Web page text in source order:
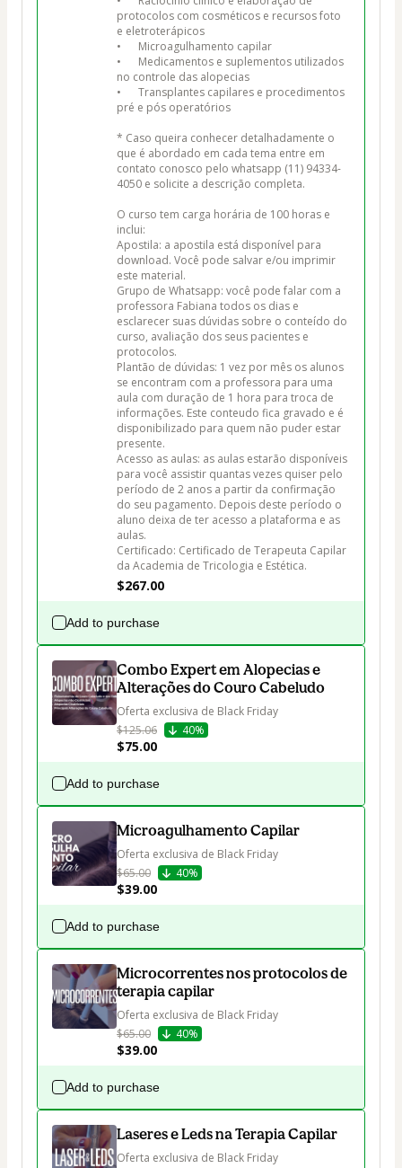
protocolos com cosméticos e recursos foto
e eletroterápicos
•	Microagulhamento capilar
•	Medicamentos e suplementos utilizados
no controle das alopecias
•	Transplantes capilares e procedimentos
pré e pós operatórios
* Caso queira conhecer detalhadamente o
que é abordado em cada tema entre em
contato conosco pelo whatsapp (11) 94334-
4050 e solicite a descrição completa.
O curso tem carga horária de 100 horas e
inclui:
Apostila: a apostila está disponível para
download. Você pode salvar e/ou imprimir
este material.
Grupo de Whatsapp: você pode falar com a
professora Fabiana todos os dias e
esclarecer suas dúvidas sobre o conteído do
curso, avaliação dos seus pacientes e
protocolos.
Plantão de dúvidas: 1 vez por mês os alunos
se encontram com a professora para uma
aula com duração de 1 hora para troca de
informações. Este conteudo fica gravado e é
disponibilizado para quem não puder estar
presente.
Acesso as aulas: as aulas estarão disponíveis
para você assistir quantas vezes quiser pelo
período de 2 anos a partir da confirmação
do seu pagamento. Depois deste período o
aluno deixa de ter acesso a plataforma e as
aulas.
Certificado: Certificado de Terapeuta Capilar
$267.00
Add to purchase
Combo Expert em Alopecias e
Alterações do Couro Cabeludo
Oferta exclusiva de Black Friday
$125.06
40%
$75.00
Add to purchase
Microagulhamento Capilar
Oferta exclusiva de Black Friday
$65.00
40%
$39.00
Add to purchase
Microcorrentes nos protocolos de
terapia capilar
Oferta exclusiva de Black Friday
$65.00
40%
$39.00
Add to purchase
Laseres e Leds na Terapia Capilar
Oferta exclusiva de Black Friday